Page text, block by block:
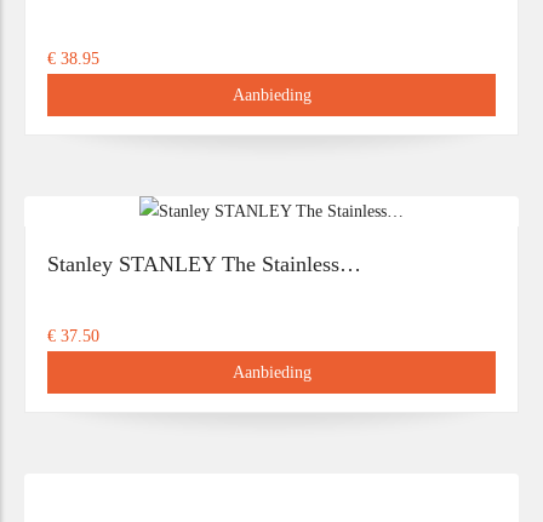
€ 38.95
Aanbieding
Stanley STANLEY The Stainless…
€ 37.50
Aanbieding